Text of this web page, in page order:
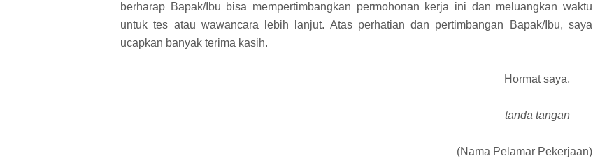
berharap Bapak/Ibu bisa mempertimbangkan permohonan kerja ini dan meluangkan waktu
untuk tes atau wawancara lebih lanjut. Atas perhatian dan pertimbangan Bapak/Ibu, saya
ucapkan banyak terima kasih.
Hormat saya,
tanda tangan
(Nama Pelamar Pekerjaan)